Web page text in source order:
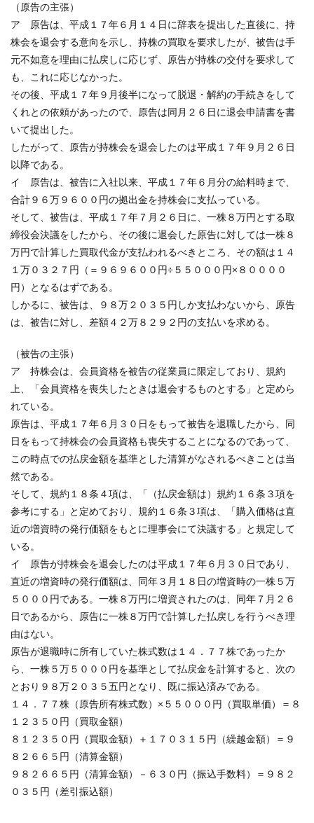
（原告の主張）
ア 原告は、平成１７年６月１４日に辞表を提出した直後に、持
株会を退会する意向を示し、持株の買取を要求したが、被告は手
元不如意を理由に払戻しに応じず、原告が持株の交付を要求して
も、これに応じなかった。
その後、平成１７年９月後半になって脱退・解約の手続きをして
くれとの依頼があったので、原告は同月２６日に退会申請書を書
いて提出した。
したがって、原告が持株会を退会したのは平成１７年９月２６日
以降である。
イ 原告は、被告に入社以来、平成１７年６月分の給料時まで、
合計９６万９６００円の拠出金を持株会に支払っている。
そして、被告は、平成１７年７月２６日に、一株８万円とする取
締役会決議をしたから、その後に退会した原告に対しては一株８
万円で計算した買取代金が支払われるべきところ、その額は１４
１万０３２７円（＝９６９６００円÷５５０００円×８００００
円）となるはずである。
しかるに、被告は、９８万２０３５円しか支払わないから、原告
は、被告に対し、差額４２万８２９２円の支払いを求める。
（被告の主張）
ア 持株会は、会員資格を被告の従業員に限定しており、規約
上、「会員資格を喪失したときは退会するものとする」と定めら
れている。
原告は、平成１７年６月３０日をもって被告を退職したから、同
日をもって持株会の会員資格も喪失することになるのであって、
この時点での払戻金額を基準とした清算がなされるべきことは当
然である。
そして、規約１８条４項は、「（払戻金額は）規約１６条３項を
参考にする」と定めており、規約１６条３項は、「購入価格は直
近の増資時の発行価額をもとに理事会にて決議する」と規定して
いる。
イ 原告が持株会を退会したのは平成１７年６月３０日であり、
直近の増資時の発行価額は、同年３月１８日の増資時の一株５万
５０００円である。一株８万円に増資されたのは、同年７月２６
日であるから、原告に一株８万円で計算した払戻しを行うべき理
由はない。
原告が退職時に所有していた株式数は１４．７７株であったか
ら、一株５万５０００円を基準として払戻金を計算すると、次の
とおり９８万２０３５五円となり、既に振込済みである。
１４．７７株（原告所有株式数）×５５０００円（買取単価）＝８
１２３５０円（買取金額）
８１２３５０円（買取金額）＋１７０３１５円（繰越金額）＝９
８２６６５円（清算金額）
９８２６６５円（清算金額）－６３０円（振込手数料）＝９８２
０３５円（差引振込額）